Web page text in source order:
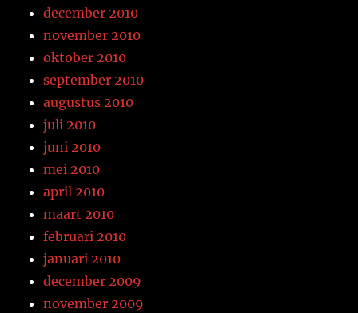
december 2010
november 2010
oktober 2010
september 2010
augustus 2010
juli 2010
juni 2010
mei 2010
april 2010
maart 2010
februari 2010
januari 2010
december 2009
november 2009